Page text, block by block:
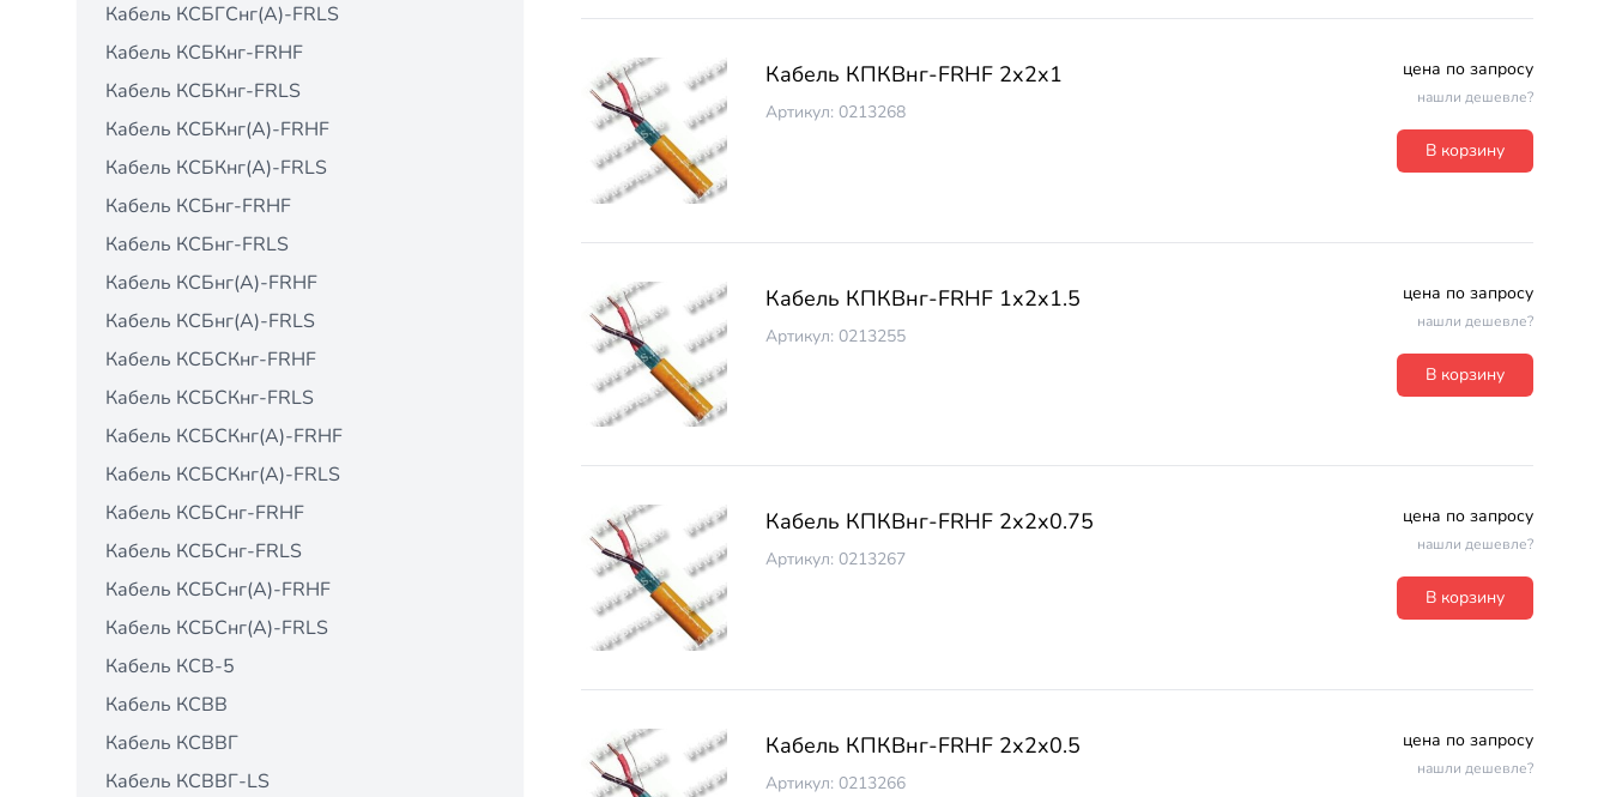
Кабель КСБГСнг(А)-FRLS
Кабель КСБКнг-FRHF
Кабель КСБКнг-FRLS
Кабель КСБКнг(А)-FRHF
Кабель КСБКнг(А)-FRLS
Кабель КСБнг-FRHF
Кабель КСБнг-FRLS
Кабель КСБнг(А)-FRHF
Кабель КСБнг(А)-FRLS
Кабель КСБСКнг-FRHF
Кабель КСБСКнг-FRLS
Кабель КСБСКнг(А)-FRHF
Кабель КСБСКнг(А)-FRLS
Кабель КСБСнг-FRHF
Кабель КСБСнг-FRLS
Кабель КСБСнг(А)-FRHF
Кабель КСБСнг(А)-FRLS
Кабель КСВ-5
Кабель КСВВ
Кабель КСВВГ
Кабель КСВВГ-LS
Кабель КПКВнг-FRНF 2х2х1
Артикул: 0213268
цена по запросу
нашли дешевле?
В корзину
Кабель КПКВнг-FRНF 1х2х1.5
Артикул: 0213255
цена по запросу
нашли дешевле?
В корзину
Кабель КПКВнг-FRНF 2х2х0.75
Артикул: 0213267
цена по запросу
нашли дешевле?
В корзину
Кабель КПКВнг-FRНF 2х2х0.5
Артикул: 0213266
цена по запросу
нашли дешевле?